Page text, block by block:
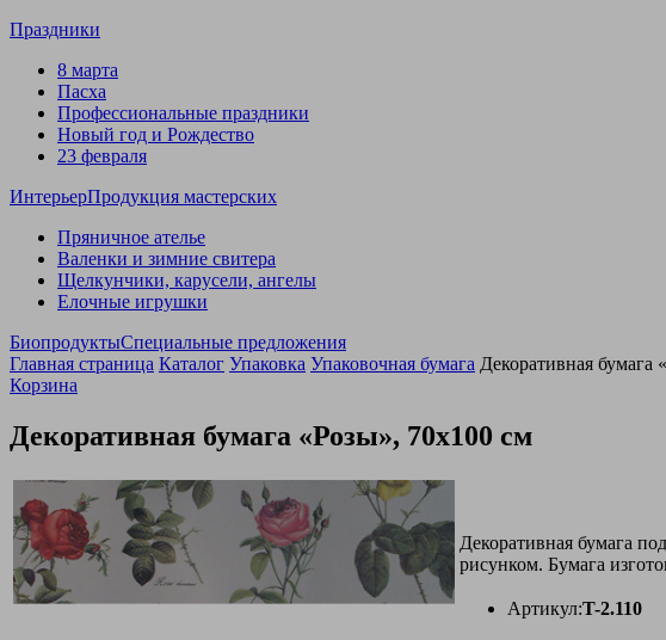
Праздники
8 марта
Пасха
Профессиональные праздники
Новый год и Рождество
23 февраля
ИнтерьерПродукция мастерских
Пряничное ателье
Валенки и зимние свитера
Щелкунчики, карусели, ангелы
Елочные игрушки
БиопродуктыСпециальные предложения
Главная страница Каталог Упаковка Упаковочная бумага Декоративная бумага
Корзина
Декоративная бумага «Розы», 70х100 см
Декоративная бумага
рисунком. Бумага
Артикул:T-2.110